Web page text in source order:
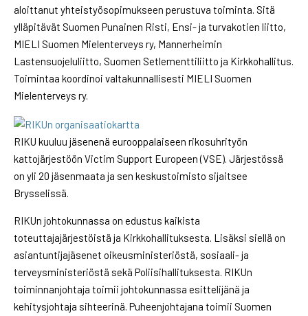
aloittanut yhteistyösopimukseen perustuva toiminta. Sitä
ylläpitävät Suomen Punainen Risti, Ensi- ja turvakotien liitto,
MIELI Suomen Mielenterveys ry, Mannerheimin
Lastensuojeluliitto, Suomen Setlementtiliitto ja Kirkkohallitus.
Toimintaa koordinoi valtakunnallisesti MIELI Suomen
Mielenterveys ry.
RIKU kuuluu jäsenenä eurooppalaiseen rikosuhrityön
kattojärjestöön Victim Support Europeen (VSE). Järjestössä
on yli 20 jäsenmaata ja sen keskustoimisto sijaitsee
Brysselissä.
RIKUn johtokunnassa on edustus kaikista
toteuttajajärjestöistä ja Kirkkohallituksesta. Lisäksi siellä on
asiantuntijajäsenet oikeusministeriöstä, sosiaali- ja
terveysministeriöstä sekä Poliisihallituksesta. RIKUn
toiminnanjohtaja toimii johtokunnassa esittelijänä ja
kehitysjohtaja sihteerinä. Puheenjohtajana toimii Suomen